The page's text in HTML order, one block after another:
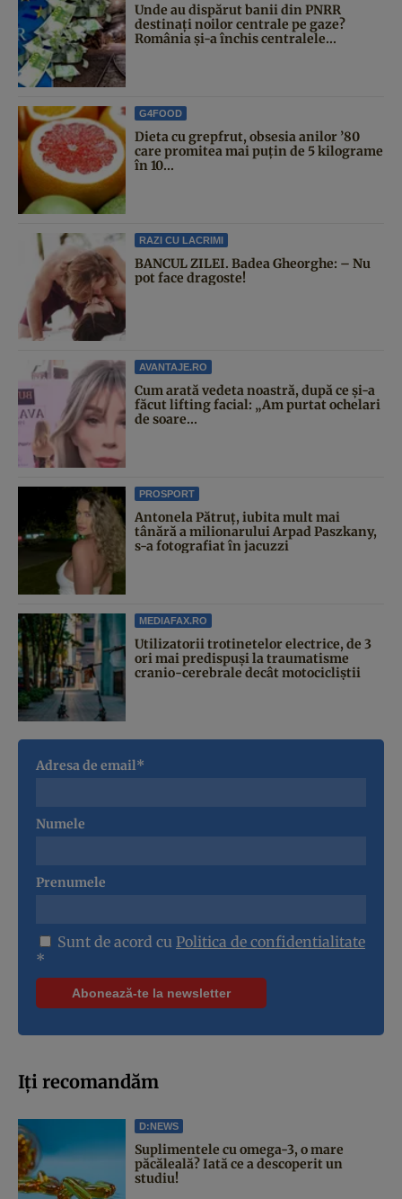
Unde au dispărut banii din PNRR
destinați noilor centrale pe gaze?
România și-a închis centralele...
G4FOOD
Dieta cu grepfrut, obsesia anilor ’80
care promitea mai puțin de 5 kilograme
în 10...
RAZI CU LACRIMI
BANCUL ZILEI. Badea Gheorghe: – Nu
pot face dragoste!
AVANTAJE.RO
Cum arată vedeta noastră, după ce și-a
făcut lifting facial: „Am purtat ochelari
de soare...
PROSPORT
Antonela Pătruț, iubita mult mai
tânără a milionarului Arpad Paszkany,
s-a fotografiat în jacuzzi
MEDIAFAX.RO
Utilizatorii trotinetelor electrice, de 3
ori mai predispuși la traumatisme
cranio-cerebrale decât motocicliștii
Adresa de email*
Numele
Prenumele
Sunt de acord cu Politica de confidentialitate
*
Iți recomandăm
D:NEWS
Suplimentele cu omega-3, o mare
păcăleală? Iată ce a descoperit un
studiu!